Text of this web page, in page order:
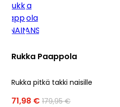
Rukka Paappola
Rukka pitkä takki naisille
71,98 € 179,95 €